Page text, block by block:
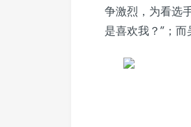
争激烈，为看选
是喜欢我？”；